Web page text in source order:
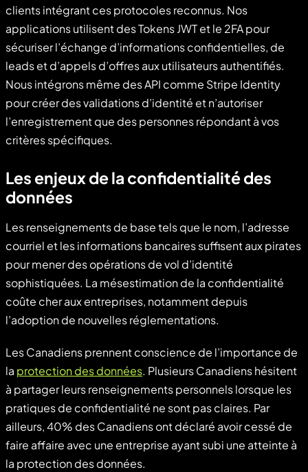
clients intégrant ces protocoles reconnus. Nos
applications utilisent des Tokens JWT et le 2FA pour
sécuriser l’échange d’informations confidentielles, de
leads et d’appels d’offres aux utilisateurs authentifiés.
Nous intégrons même des API comme Stripe Identity
pour créer des validations d’identité et n’autoriser
l’enregistrement que des personnes répondant à vos
critères spécifiques.
Les enjeux de la confidentialité des
données
Les renseignements de base tels que le nom, l’adresse
courriel et les informations bancaires suffisent aux pirates
pour mener des opérations de vol d’identité
sophistiquées. La mésestimation de la confidentialité
coûte cher aux entreprises, notamment depuis
l’adoption de nouvelles réglementations.
Les Canadiens prennent conscience de l’importance de
la protection des données. Plusieurs Canadiens hésitent
à partager leurs renseignements personnels lorsque les
pratiques de confidentialité ne sont pas claires. Par
ailleurs, 40% des Canadiens ont déclaré avoir cessé de
faire affaire avec une entreprise ayant subi une atteinte à
la protection des données.